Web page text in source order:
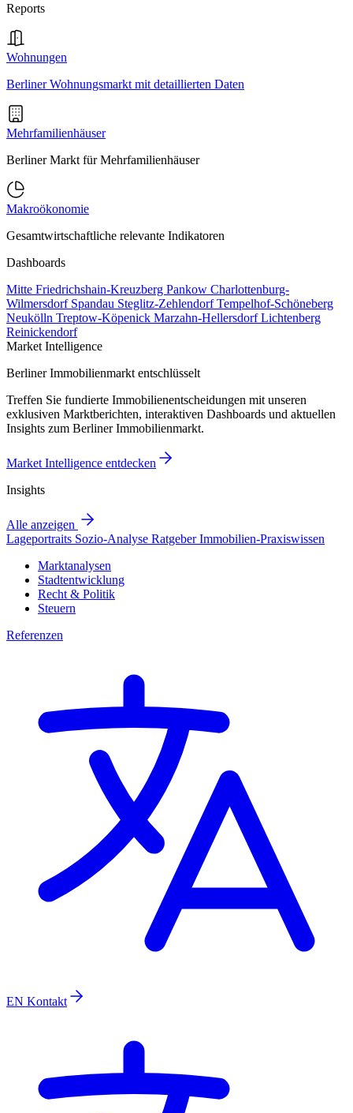
Reports
Wohnungen
Berliner Wohnungsmarkt mit detaillierten Daten
Mehrfamilienhäuser
Berliner Markt für Mehrfamilienhäuser
Makroökonomie
Gesamtwirtschaftliche relevante Indikatoren
Dashboards
Mitte Friedrichshain-Kreuzberg Pankow Charlottenburg-
Wilmersdorf Spandau Steglitz-ZehlendorfTempelhof-Schöneberg
Neukölln Treptow-Köpenick Marzahn-HellersdorfLichtenberg
Reinickendorf
Market Intelligence
Berliner Immobilienmarkt entschlüsselt
Treffen Sie fundierte Immobilienentscheidungen mit unseren
exklusiven Marktberichten, interaktiven Dashboards und aktuellen
Insights zum Berliner Immobilienmarkt.
Market Intelligence entdecken
Insights
Alle anzeigen
Lageportraits Sozio-Analyse RatgeberImmobilien-Praxiswissen
Marktanalysen
Stadtentwicklung
Recht & Politik
Steuern
Referenzen
EN Kontakt